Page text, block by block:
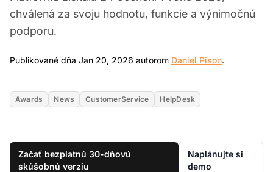
chválená za svoju hodnotu, funkcie a výnimočnú
podporu.
Publikované dňa Jan 20, 2026 autorom Daniel Pison.
Awards News CustomerService HelpDesk
Začať bezplatnú 30-dňovú
skúšobnú verziu
Naplánujte si
demo